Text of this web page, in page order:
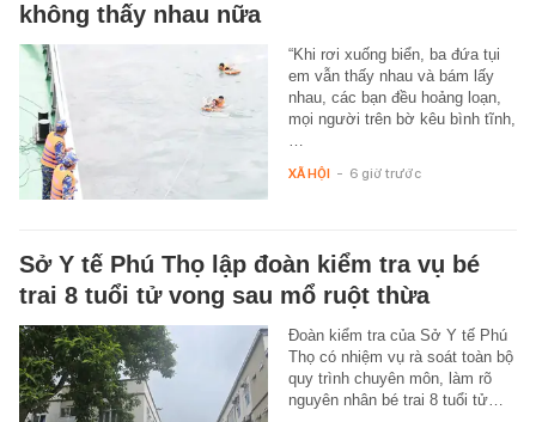
không thấy nhau nữa
“Khi rơi xuống biển, ba đứa tụi
em vẫn thấy nhau và bám lấy
nhau, các bạn đều hoảng loạn,
mọi người trên bờ kêu bình tĩnh,
…
XÃ HỘI - 6 giờ trước
Sở Y tế Phú Thọ lập đoàn kiểm tra vụ bé
trai 8 tuổi tử vong sau mổ ruột thừa
Đoàn kiểm tra của Sở Y tế Phú
Thọ có nhiệm vụ rà soát toàn bộ
quy trình chuyên môn, làm rõ
nguyên nhân bé trai 8 tuổi tử…